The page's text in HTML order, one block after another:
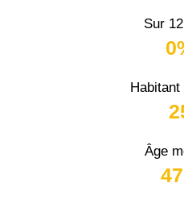
Sur
Habitant
Âge